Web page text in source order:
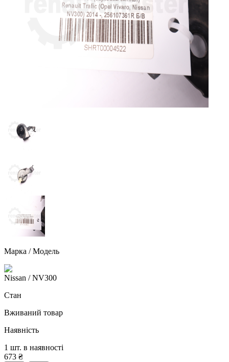
Марка / Модель
Nissan / NV300
Стан
Вживаний товар
Наявність
1 шт. в наявності
673 ₴